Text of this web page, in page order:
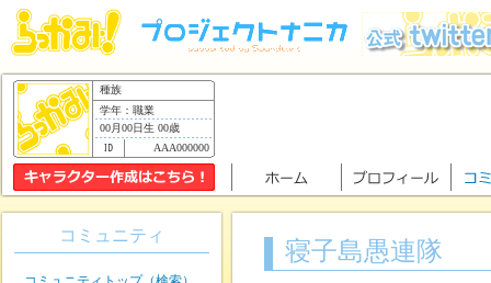
種族
学年：職業
00月00日生 00歳
AAA000000
寝子島愚連隊
コミュニティ